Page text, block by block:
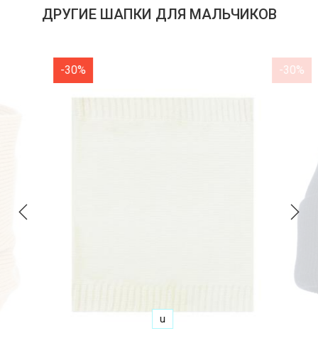
ДРУГИЕ ШАПКИ ДЛЯ МАЛЬЧИКОВ
-30%
u
-30%